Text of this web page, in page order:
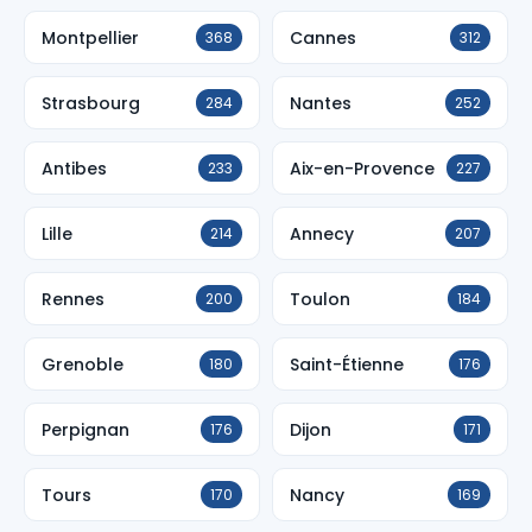
Montpellier 368 Cannes 312
Strasbourg 284 Nantes 252
Antibes 233 Aix-en-Provence 227
Lille 214 Annecy 207
Rennes 200 Toulon 184
Grenoble 180 Saint-Étienne 176
Perpignan 176 Dijon 171
Tours 170 Nancy 169